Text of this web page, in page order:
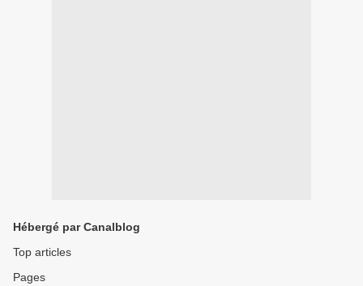
Hébergé par Canalblog
Top articles
Pages